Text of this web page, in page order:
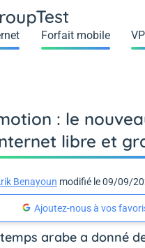
Forfait mobile
: le
libre et
Benayoun modifié le 09/09/
Ajoutez-nous à vos
arabe a donné